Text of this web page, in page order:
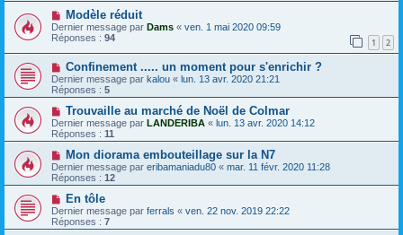
Modèle réduit
Dernier message par Dams « ven. 1 mai 2020 09:59
Réponses : 94 1 2
Confinement ..... un moment pour s'enrichir ?
Dernier message par kalou « lun. 13 avr. 2020 21:21
Réponses : 5
Trouvaille au marché de Noël de Colmar
Dernier message par LANDERIBA « lun. 13 avr. 2020 14:12
Réponses : 11
Mon diorama embouteillage sur la N7
Dernier message par eribamaniadu80 « mar. 11 févr. 2020 11:28
Réponses : 12
En tôle
Dernier message par ferrals « ven. 22 nov. 2019 22:22
Réponses : 7